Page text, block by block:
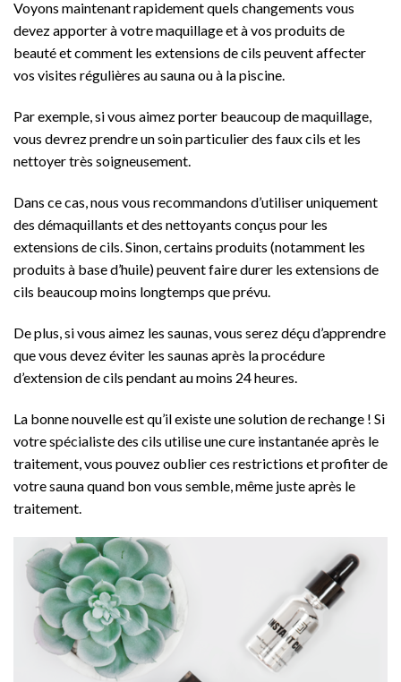
Voyons maintenant rapidement quels changements vous
devez apporter à votre maquillage et à vos produits de
beauté et comment les extensions de cils peuvent affecter
vos visites régulières au sauna ou à la piscine.
Par exemple, si vous aimez porter beaucoup de maquillage,
vous devrez prendre un soin particulier des faux cils et les
nettoyer très soigneusement.
Dans ce cas, nous vous recommandons d’utiliser uniquement
des démaquillants et des nettoyants conçus pour les
extensions de cils. Sinon, certains produits (notamment les
produits à base d’huile) peuvent faire durer les extensions de
cils beaucoup moins longtemps que prévu.
De plus, si vous aimez les saunas, vous serez déçu d’apprendre
que vous devez éviter les saunas après la procédure
d’extension de cils pendant au moins 24 heures.
La bonne nouvelle est qu’il existe une solution de rechange ! Si
votre spécialiste des cils utilise une cure instantanée après le
traitement, vous pouvez oublier ces restrictions et profiter de
votre sauna quand bon vous semble, même juste après le
traitement.